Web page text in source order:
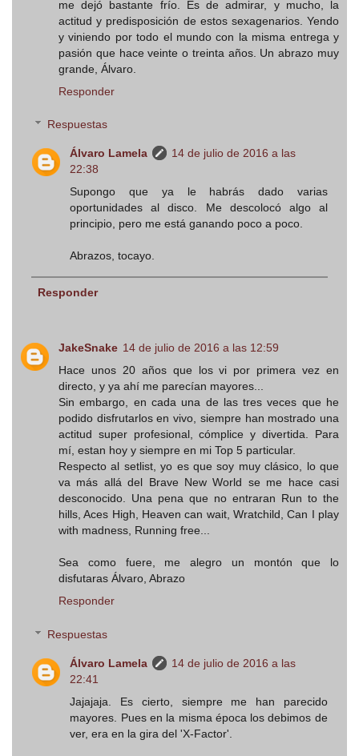
me dejó bastante frío. Es de admirar, y mucho, la
actitud y predisposición de estos sexagenarios. Yendo
y viniendo por todo el mundo con la misma entrega y
pasión que hace veinte o treinta años. Un abrazo muy
grande, Álvaro.
Responder
Respuestas
Álvaro Lamela
14 de julio de 2016 a las
22:38
Supongo que ya le habrás dado varias
oportunidades al disco. Me descolocó algo al
principio, pero me está ganando poco a poco.
Abrazos, tocayo.
Responder
JakeSnake 14 de julio de 2016 a las 12:59
Hace unos 20 años que los vi por primera vez en
directo, y ya ahí me parecían mayores...
Sin embargo, en cada una de las tres veces que he
podido disfrutarlos en vivo, siempre han mostrado una
actitud super profesional, cómplice y divertida. Para
mí, estan hoy y siempre en mi Top 5 particular.
Respecto al setlist, yo es que soy muy clásico, lo que
va más allá del Brave New World se me hace casi
desconocido. Una pena que no entraran Run to the
hills, Aces High, Heaven can wait, Wratchild, Can I play
with madness, Running free...
Sea como fuere, me alegro un montón que lo
disfutaras Álvaro, Abrazo
Responder
Respuestas
Álvaro Lamela
14 de julio de 2016 a las
22:41
Jajajaja. Es cierto, siempre me han parecido
mayores. Pues en la misma época los debimos de
ver, era en la gira del 'X-Factor'.